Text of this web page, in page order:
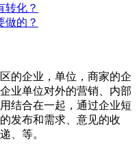
转化？
做的？
的企业，单位，商家的企
业单位对外的营销、内部
结合在一起，通过企业短
发布和需求、意见的收
、等。